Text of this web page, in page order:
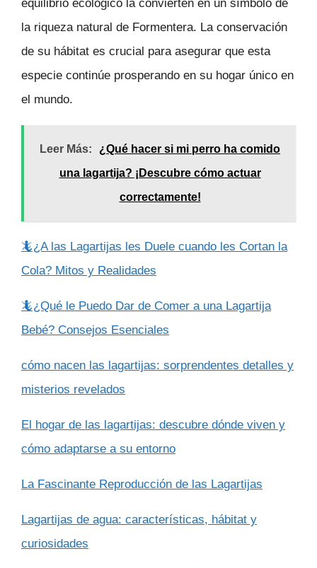
equilibrio ecológico la convierten en un símbolo de
la riqueza natural de Formentera. La conservación
de su hábitat es crucial para asegurar que esta
especie continúe prosperando en su hogar único en
el mundo.
Leer Más:
¿Qué hacer si mi perro ha comido
una lagartija? ¡Descubre cómo actuar
correctamente!
🦎¿A las Lagartijas les Duele cuando les Cortan la
Cola? Mitos y Realidades
🦎¿Qué le Puedo Dar de Comer a una Lagartija
Bebé? Consejos Esenciales
cómo nacen las lagartijas: sorprendentes detalles y
misterios revelados
El hogar de las lagartijas: descubre dónde viven y
cómo adaptarse a su entorno
La Fascinante Reproducción de las Lagartijas
Lagartijas de agua: características, hábitat y
curiosidades